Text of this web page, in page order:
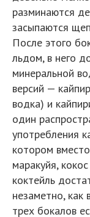
разминаются
засыпаются
После этого
льдом, в него
минеральной
версий —
водка) и
один
употребления
котором
маракуйя,
коктейль
незаметно, как
трех бокалов